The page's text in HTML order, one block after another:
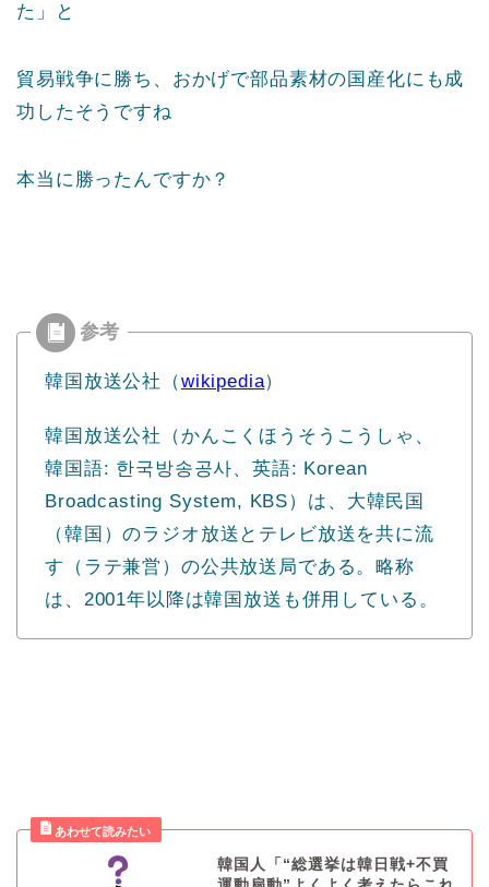
た」と
貿易戦争に勝ち、おかげで部品素材の国産化にも成
功したそうですね
本当に勝ったんですか？
韓国放送公社（wikipedia）
韓国放送公社（かんこくほうそうこうしゃ、
韓国語: 한국방송공사、英語: Korean
Broadcasting System, KBS）は、大韓民国
（韓国）のラジオ放送とテレビ放送を共に流
す（ラテ兼営）の公共放送局である。略称
は、2001年以降は韓国放送も併用している。
韓国人「“総選挙は韓日戦+不買